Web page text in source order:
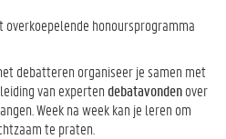
overkoepelende honoursprogramma
debatteren organiseer je samen met
van expertendebatavondenover
Week na week kan je leren om
te praten.